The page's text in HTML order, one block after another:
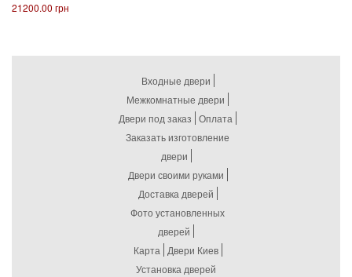
21200.00 грн
Входные двери
Межкомнатные двери
Двери под заказ Оплата
Заказать изготовление
двери
Двери своими руками
Доставка дверей
Фото установленных
дверей
Карта
Двери Киев
Установка дверей